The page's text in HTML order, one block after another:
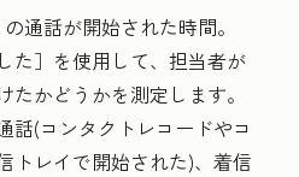
通話が開始された時間。
た］を使用して、担当者が
たかどうかを測定します。
話(コンタクトレコードやコ
トレイで開始された)、着信